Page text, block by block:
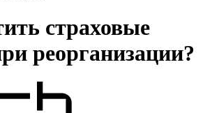
страховые
реорганизации?